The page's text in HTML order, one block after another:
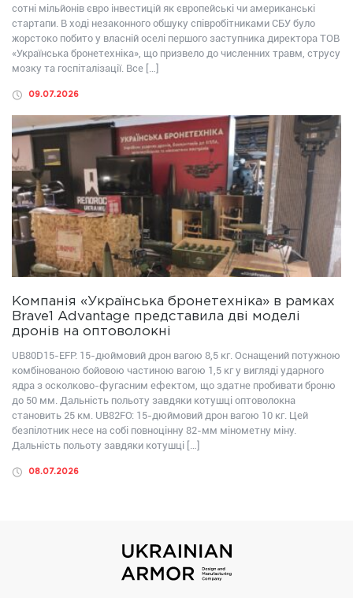
сотні мільйонів євро інвестицій як європейські чи американські
стартапи. В ході незаконного обшуку співробітниками СБУ було
жорстоко побито у власній оселі першого заступника директора ТОВ
«Українська бронетехніка», що призвело до численних травм, струсу
мозку та госпіталізації. Все […]
09.07.2026
Компанія «Українська бронетехніка» в рамках
Brave1 Advantage представила дві моделі
дронів на оптоволокні
UB80D15-EFP: 15-дюймовий дрон вагою 8,5 кг. Оснащений потужною
комбінованою бойовою частиною вагою 1,5 кг у вигляді ударного
ядра з осколково-фугасним ефектом, що здатне пробивати броню
до 50 мм. Дальність польоту завдяки котушці оптоволокна
становить 25 км. UB82FО: 15-дюймовий дрон вагою 10 кг. Цей
безпілотник несе на собі повноцінну 82-мм мінометну міну.
Дальність польоту завдяки котушці […]
08.07.2026